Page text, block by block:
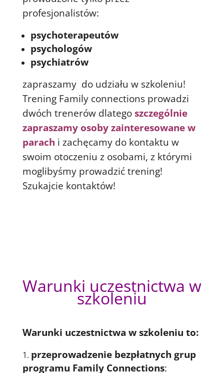
profesjonalistów:
psychoterapeutów
psychologów
psychiatrów
zapraszamy do udziału w szkoleniu!
Trening Family connections prowadzi
dwóch trenerów dlatego szczególnie
zapraszamy osoby zainteresowane w
parach i zachęcamy do kontaktu w
swoim otoczeniu z osobami, z którymi
moglibyśmy prowadzić trening!
Szukajcie kontaktów!
Warunki uczestnictwa w
szkoleniu
Warunki uczestnictwa w szkoleniu to:
przeprowadzenie bezpłatnych grup
programu Family Connections: